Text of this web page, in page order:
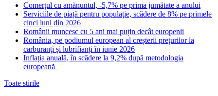
Comerțul cu amănuntul, -5,7% pe prima jumătate a anului
Serviciile de piață pentru populație, scădere de 8% pe primele
cinci luni din 2026
Românii muncesc cu 5 ani mai puțin decât europenii
România, pe podiumul european al creșterii prețurilor la
carburanți și lubrifianți în iunie 2026
Inflația anuală, în scădere la 9,2% după metodologia
europeană
Toate stirile